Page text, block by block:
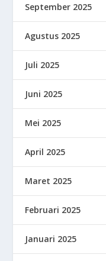
September 2025
Agustus 2025
Juli 2025
Juni 2025
Mei 2025
April 2025
Maret 2025
Februari 2025
Januari 2025